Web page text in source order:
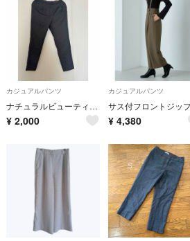
カジュアルパンツ
ナチュラルビューティーベーシック ストライプパンツ
¥ 2,000
カジュアルパンツ
¥ 4,380